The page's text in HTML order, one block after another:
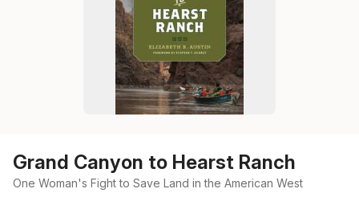
Grand Canyon to Hearst Ranch
One Woman's Fight to Save Land in the American West